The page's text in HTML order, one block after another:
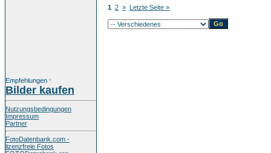
Empfehlungen *
Bilder kaufen
Nutzungsbedingungen
Impressum
Partner
FotoDatenbank.com -
lizenzfreie Fotos
1 2 » Letzte Seite »